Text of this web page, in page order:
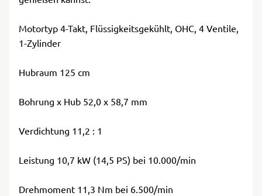
Motortyp 4-Takt, Flüssigkeitsgekühlt, OHC, 4 Ventile,
1-Zylinder
Hubraum 125 cm
Bohrung x Hub 52,0 x 58,7 mm
Verdichtung 11,2 : 1
Leistung 10,7 kW (14,5 PS) bei 10.000/min
Drehmoment 11,3 Nm bei 6.500/min